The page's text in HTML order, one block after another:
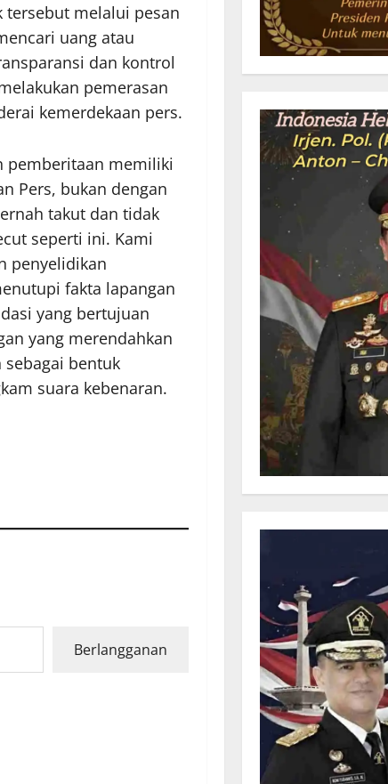
tersebut melalui pesan
uang atau
dan kontrol
pemerasan
kemerdekaan pers.
pemberitaan memiliki
Pers, bukan dengan
takut dan tidak
seperti ini. Kami
penyelidikan
fakta lapangan
yang bertujuan
yang merendahkan
bentuk
suara kebenaran.
Berlangganan